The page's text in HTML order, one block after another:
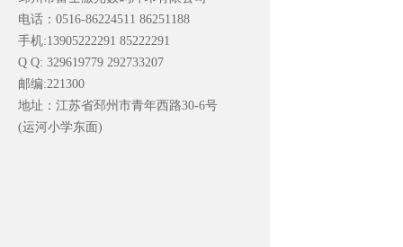
电话：0516-86224511 86251188
手机:13905222291 85222291
Q Q: 329619779 292733207
邮编:221300
地址：江苏省邳州市青年西路30-6号
(运河小学东面)